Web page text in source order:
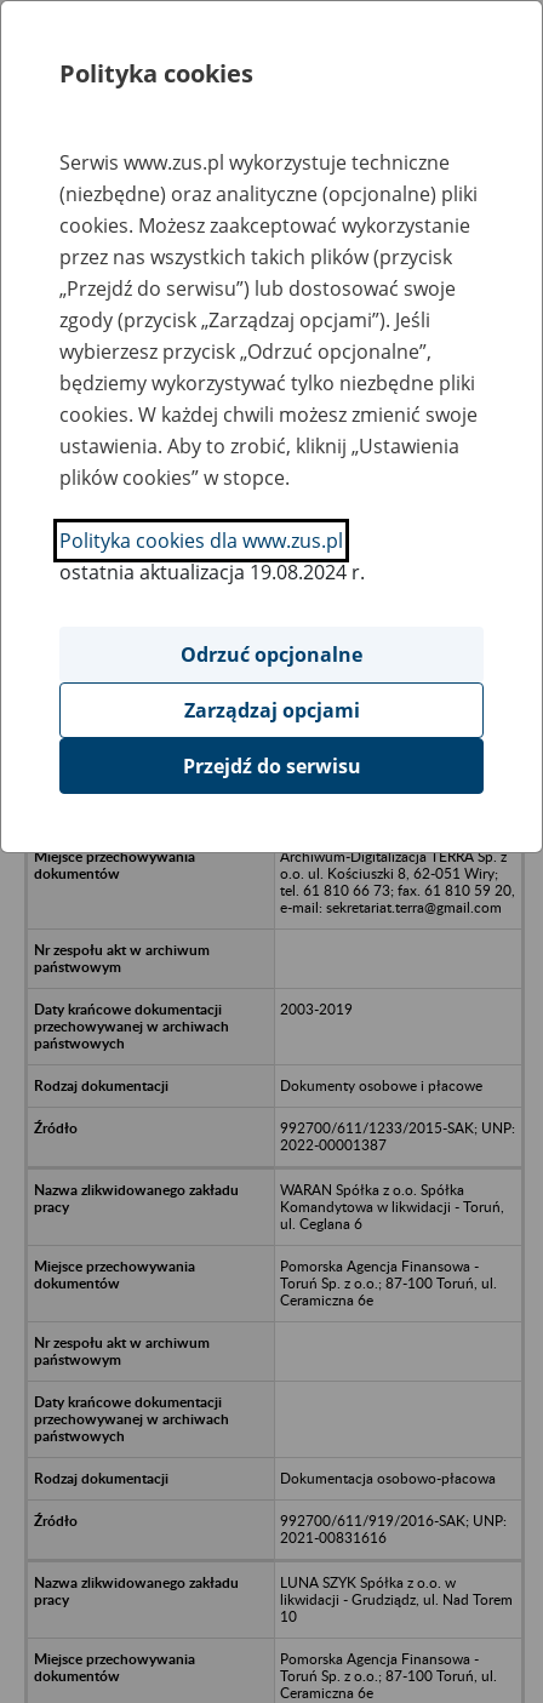
Rejestry, ewidencje i archiwa
Baza zlikwidowanych lub
przekształconych zakładów pracy
Nazwa zakładu pracy:
SZUKAJ
Ukryj wszystkie pozycje bazy
BORST Sp. z.o.o. - Stargard, ul.
Archiwum-Digitalizacja TERRA Sp. z
o.o. ul. Kościuszki 8, 62-051 Wiry;
tel. 61 810 66 73; fax. 61 810 59 20,
e-mail: sekretariat.terra@gmail.com
2003-2019
Dokumenty osobowe i płacowe
992700/611/1233/2015-SAK; UNP:
2022-00001387
WARAN Spółka z o.o. Spółka
Komandytowa w likwidacji - Toruń,
ul. Ceglana 6
Pomorska Agencja Finansowa -
Toruń Sp. z o.o.; 87-100 Toruń, ul.
Ceramiczna 6e
Dokumentacja osobowo-płacowa
992700/611/919/2016-SAK; UNP:
2021-00831616
LUNA SZYK Spółka z o.o. w
likwidacji - Grudziądz, ul. Nad Torem
10
Pomorska Agencja Finansowa -
Toruń Sp. z o.o.; 87-100 Toruń, ul.
Ceramiczna 6e
Polityka cookies
Serwis www.zus.pl wykorzystuje techniczne
(niezbędne) oraz analityczne (opcjonalne) pliki
cookies. Możesz zaakceptować wykorzystanie
przez nas wszystkich takich plików (przycisk
„Przejdź do serwisu”) lub dostosować swoje
zgody (przycisk „Zarządzaj opcjami”). Jeśli
wybierzesz przycisk „Odrzuć opcjonalne”,
będziemy wykorzystywać tylko niezbędne pliki
cookies. W każdej chwili możesz zmienić swoje
ustawienia. Aby to zrobić, kliknij „Ustawienia
plików cookies” w stopce.
Polityka cookies dla www.zus.pl
ostatnia aktualizacja 19.08.2024 r.
Odrzuć opcjonalne
Zarządzaj opcjami
Przejdź do serwisu